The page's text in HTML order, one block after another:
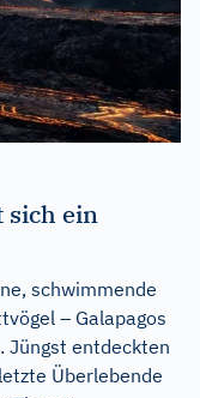
sich ein
schwimmende
– Galapagos
Jüngst entdeckten
Überlebende